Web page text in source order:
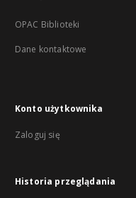
OPAC Biblioteki
Dane kontaktowe
Konto użytkownika
Zaloguj się
Historia przeglądania